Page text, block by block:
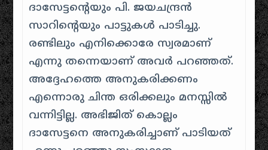
ദാസേട്ടന്റെയും പി. ജയചന്ദ്രന്‍
സാറിന്റെയും പാട്ടുകള്‍ പാടിച്ചു.
രണ്ടിലും എനിക്കൊരേ സ്വരമാണ്
എന്നു തന്നെയാണ് അവര്‍ പറഞ്ഞത്.
അദ്ദേഹത്തെ അനുകരിക്കണം
എന്നൊരു ചിന്ത ഒരിക്കലും മനസ്സില്‍
വന്നിട്ടില്ല. അഭിജിത് കൊല്ലം
ദാസേട്ടനെ അനുകരിച്ചാണ് പാടിയത്